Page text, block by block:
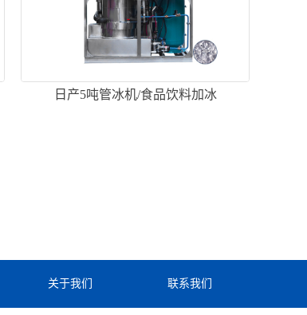
日产5吨管冰机/食品饮料加冰
关于我们 联系我们